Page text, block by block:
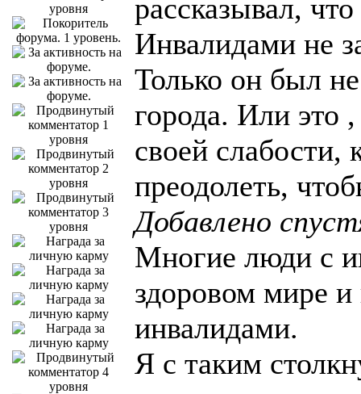
рассказывал,
Инвалидами не
Только он был
города. Или это
своей слабости,
преодолеть,
Добавлено
Многие люди с
здоровом мире
инвалидами.
Я с таким